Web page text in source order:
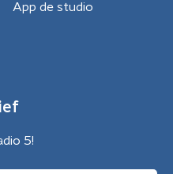
App de studio
5!